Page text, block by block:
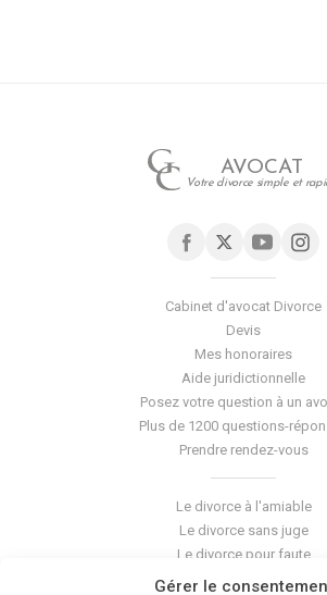
Gérer le
AVOCAT
Votre divorce simple et
Cabinet d'avocat Divorce
Devis
Mes honoraires
Aide juridictionnelle
Posez votre question à un
Plus de 1200 questions-
Prendre rendez-vous
Le divorce à l'amiable
Le divorce sans juge
Le divorce pour faute
Le divorce accepté